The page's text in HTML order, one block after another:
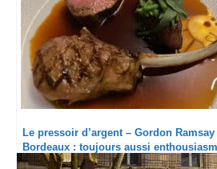
Le pressoir d’argent – Gordon Ramsay
Bordeaux : toujours aussi
!